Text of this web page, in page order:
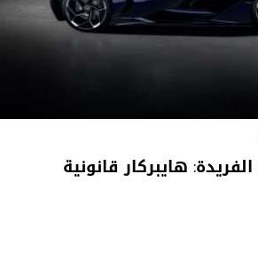
Bugatti Destrier الفريدة: هايبركار قانونية